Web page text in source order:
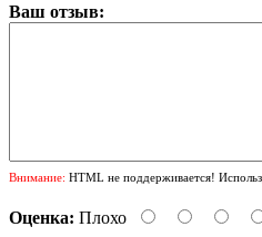
Ваш отзыв:
Внимание: HTML не поддерживается!
Оценка: Плохо